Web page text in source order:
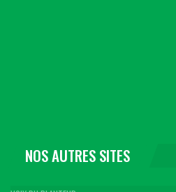
NOS AUTRES SITES